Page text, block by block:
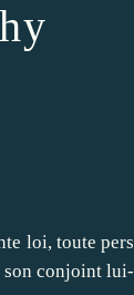
loi, toute
son conjoint